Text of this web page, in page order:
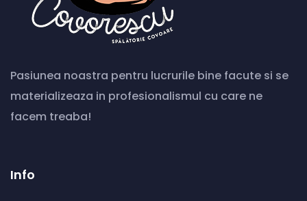
Pasiunea noastra pentru lucrurile bine facute si se
materializeaza in profesionalismul cu care ne
facem treaba!
Info